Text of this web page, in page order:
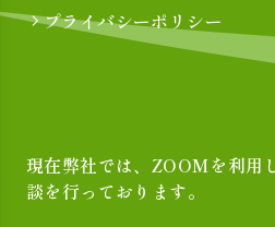
プライバシーポリシー
現在弊社では、ZOOMを利用
談を行っております。